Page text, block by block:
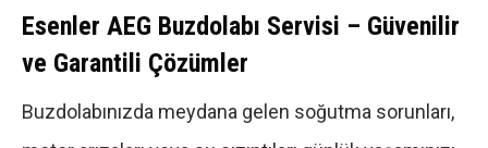
Esenler AEG Buzdolabı Servisi – Güvenilir
ve Garantili Çözümler
Buzdolabınızda meydana gelen soğutma sorunları,